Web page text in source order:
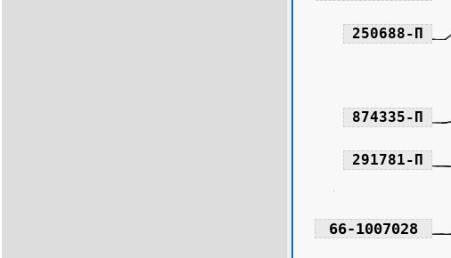
250688-П
291781-П
66-1007028
874335-П